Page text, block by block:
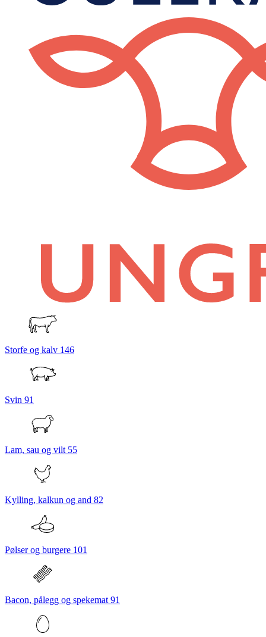
Storfe og kalv 146
Svin 91
Lam, sau og vilt 55
Kylling, kalkun og and 82
Pølser og burgere 101
Bacon, pålegg og spekemat 91